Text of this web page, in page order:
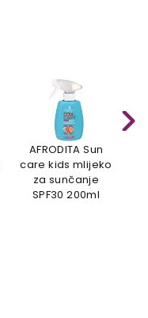
AFRODITA Sun
care kids mlijeko
za sunčanje
SPF30 200ml